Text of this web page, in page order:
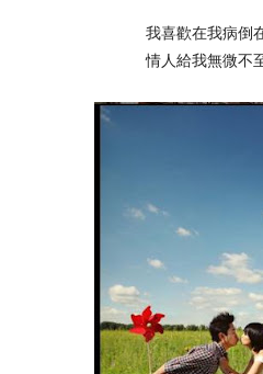
我喜歡在我病倒
情人給我無微不